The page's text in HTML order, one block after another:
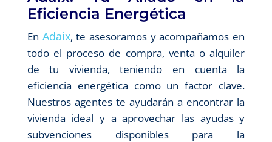
Eficiencia Energética
En Adaix, te asesoramos y acompañamos en
todo el proceso de compra, venta o alquiler
de tu vivienda, teniendo en cuenta la
eficiencia energética como un factor clave.
Nuestros agentes te ayudarán a encontrar la
vivienda ideal y a aprovechar las ayudas y
subvenciones disponibles para la